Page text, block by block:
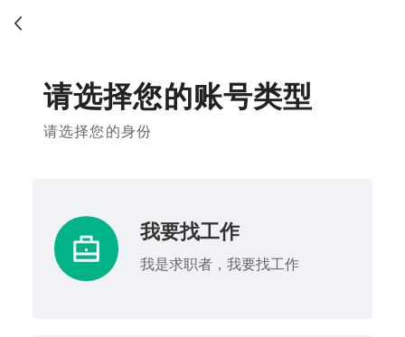
请选择您的账号类型
请选择您的身份
我要找工作
我是求职者，我要找工作